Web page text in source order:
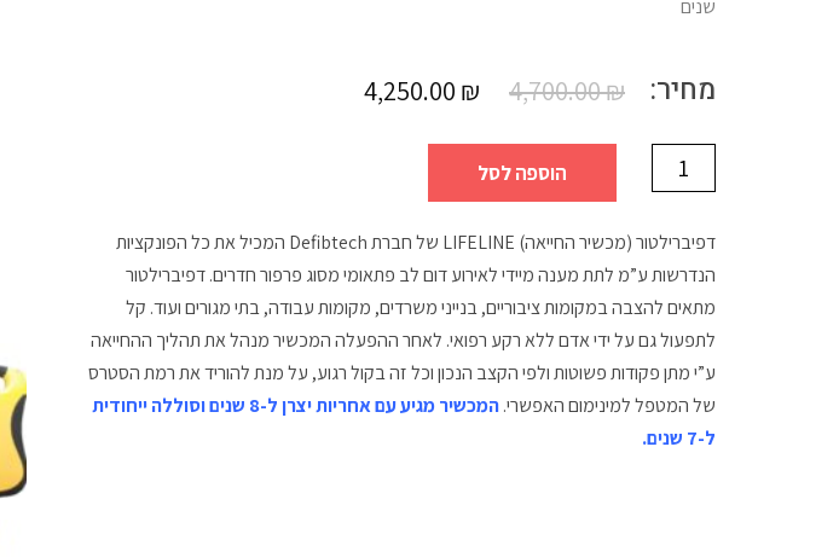
שנים
מחיר: 4,700.00₪
4,250.00 ₪
הוספה לסל
דפיברילטור (מכשיר החייאה) LIFELINE של חברת Defibtech המכיל את כל הפונקציות
הנדרשות ע”מ לתת מענה מיידי לאירוע דום לב פתאומי מסוג פרפור חדרים. דפיברילטור
מתאים להצבה במקומות ציבוריים, בנייני משרדים, מקומות עבודה, בתי מגורים ועוד. קל
לתפעול גם על ידי אדם ללא רקע רפואי. לאחר ההפעלה המכשיר מנהל את תהליך ההחייאה
ע”י מתן פקודות פשוטות ולפי הקצב הנכון וכל זה בקול רגוע, על מנת להוריד את רמת הסטרס
של המטפל למינימום האפשרי.
המכשיר מגיע עם אחריות יצרן ל-8 שנים וסוללה ייחודית
ל-7 שנים.